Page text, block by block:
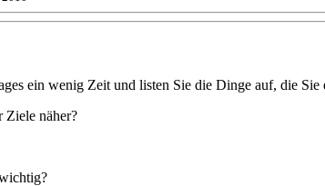
ein wenig Zeit und listen Sie die Dinge auf, die
Ziele näher?